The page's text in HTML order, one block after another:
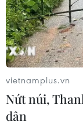
Phim về Quan
thức phát
25/07/2026 07:52
vietnamplus.vn
Nứt núi,
dân